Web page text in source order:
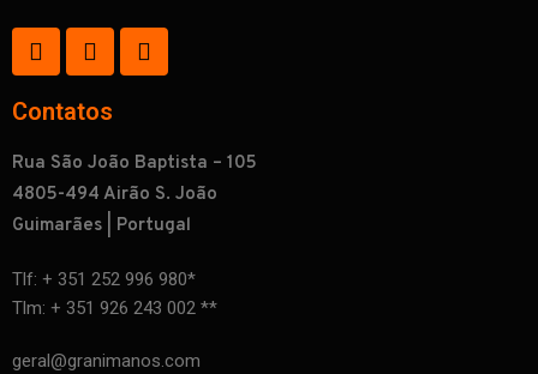
Contatos
Rua São João Baptista – 105
4805-494 Airão S. João
Guimarães | Portugal
Tlf: + 351 252 996 980*
Tlm: + 351 926 243 002 **
geral@granimanos.com